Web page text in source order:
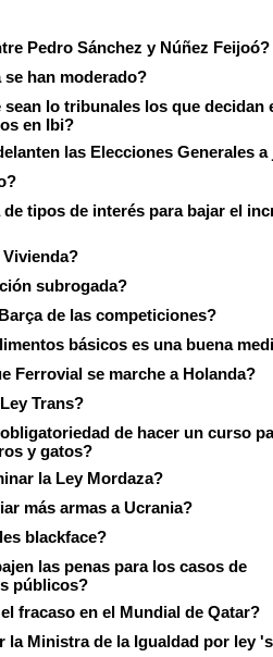
Pedro Sánchez y Núñez Feijoó?
han moderado?
sean lo tribunales los que decidan
en Ibi?
las Elecciones Generales
tipos de interés para bajar el
Vivienda?
subrogada?
de las competiciones?
básicos es una buena
Ferrovial se marche a Holanda?
Trans?
de hacer un curso
y gatos?
la Ley Mordaza?
más armas a Ucrania?
blackface?
las penas para los casos de
públicos?
fracaso en el Mundial de Qatar?
la Ministra de la Igualdad por ley